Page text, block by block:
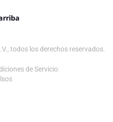
todos los derechos reservados.
de Servicio